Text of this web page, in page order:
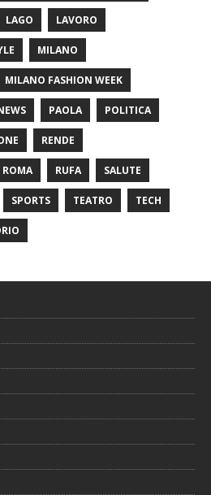
LAGO LAVORO
MILANO
MILANO FASHION WEEK
PAOLA POLITICA
RENDE
ROMA RUFA SALUTE
SPORTS TEATRO TECH